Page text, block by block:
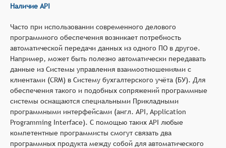
Наличие API
Часто при использовании современного делового
программного обеспечения возникает потребность
автоматической передачи данных из одного ПО в другое.
Например, может быть полезно автоматически передавать
данные из Системы управления взаимоотношениями с
клиентами (CRM) в Систему бухгалтерского учёта (БУ). Для
обеспечения такого и подобных сопряжений программные
системы оснащаются специальными Прикладными
программными интерфейсами (англ. API, Application
Programming Interface). С помощью таких API любые
компетентные программисты смогут связать два
программных продукта между собой для автоматического